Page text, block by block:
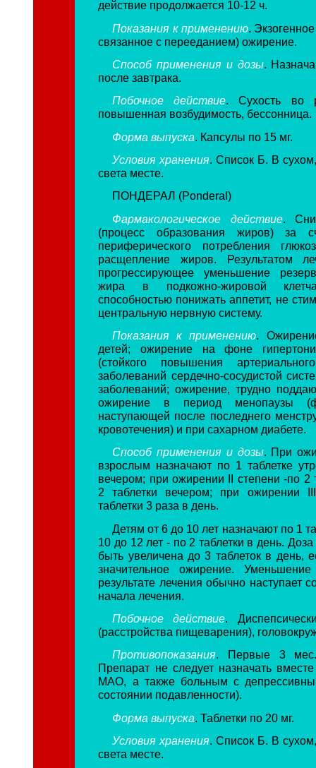
действие продолжается 10-12 ч.
Показания к применению.
связанное с перееданием) ожирение.
Способ применения и дозы.
после завтрака.
Побочное действие. Сухость во
повышенная возбудимость, бессонница.
Форма выпуска. Капсулы по 15 мг.
Условия хранения. Список Б. В
света месте.
ПОНДЕРАЛ (Ponderal)
Фармакологическое действие.
(процесс образования жиров) за
периферического потребления
расщепление жиров. Результатом
прогрессирующее уменьшение
жира в подкожно-жировой
способностью понижать аппетит, не
центральную нервную систему.
Показания к применению.
детей; ожирение на фоне
(стойкого повышения
заболеваний сердечно-сосудистой
заболеваний; ожирение, трудно
ожирение в период менопаузы
наступающей после последнего
кровотечения) и при сахарном диабете.
Способ применения и дозы. При
взрослым назначают по 1 таблетке
вечером; при ожирении II степени -по 2
2 таблетки вечером; при ожирении
таблетки 3 раза в день.
Детям от 6 до 10 лет назначают по 1
10 до 12 лет - по 2 таблетки в день.
быть увеличена до 3 таблеток в день,
значительное ожирение.
результате лечения обычно наступает
начала лечения.
Побочное действие.
(расстройства пищеварения),
Противопоказания. Первые 3 мес.
Препарат не следует назначать
МАО, а также больным с
состоянии подавленности).
Форма выпуска. Таблетки по 20 мг.
Условия хранения. Список Б. В
света месте.